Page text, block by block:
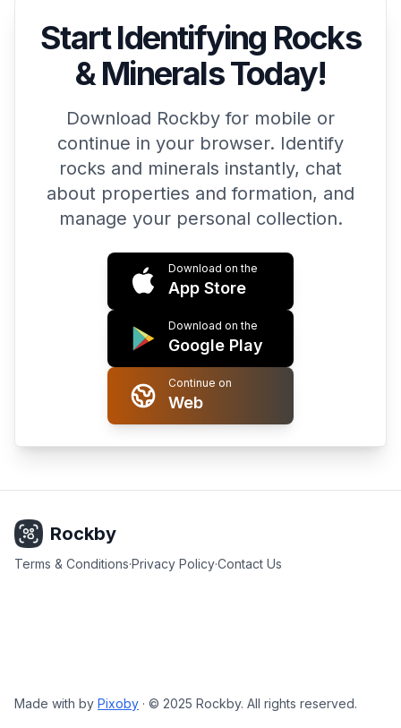
Start Identifying Rocks
& Minerals Today!
Download Rockby for mobile or
continue in your browser. Identify
rocks and minerals instantly, chat
about properties and formation, and
manage your personal collection.
Download on the
App Store
Download on the
Google Play
Continue on
Web
Rockby
Terms & Conditions·Privacy Policy·Contact Us
Made with by Pixoby · © 2025 Rockby. All rights reserved.